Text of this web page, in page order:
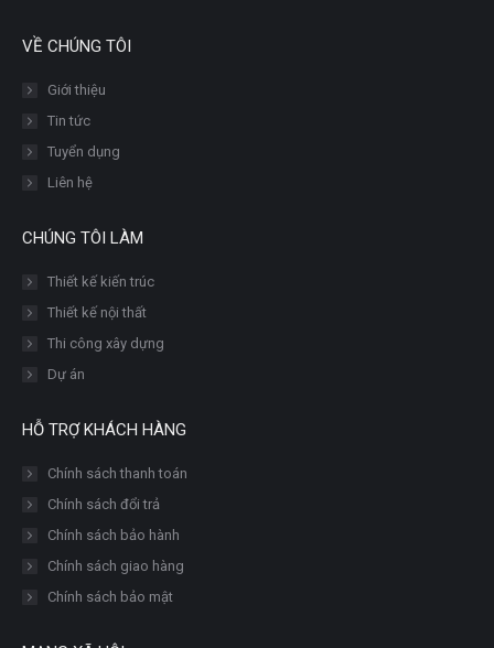
VỀ CHÚNG TÔI
Giới thiệu
Tin tức
Tuyển dụng
Liên hệ
CHÚNG TÔI LÀM
Thiết kế kiến trúc
Thiết kế nội thất
Thi công xây dựng
Dự án
HỖ TRỢ KHÁCH HÀNG
Chính sách thanh toán
Chính sách đổi trả
Chính sách bảo hành
Chính sách giao hàng
Chính sách bảo mật